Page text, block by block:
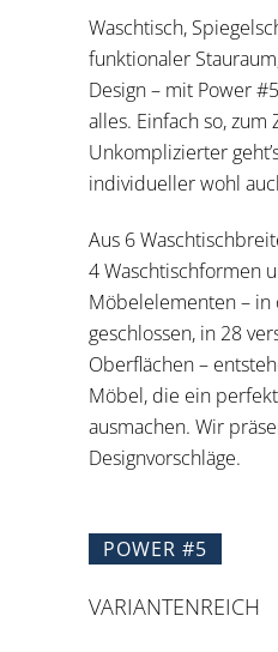
Waschtisch,
funktionaler
Design – mit Power
alles. Einfach so, zum
Unkomplizierter
individueller wohl
Aus 6
4 Waschtischformen
Möbelelementen – in
geschlossen, in 28
Oberflächen –
Möbel, die ein
ausmachen. Wir
Designvorschläge.
POWER #5
VARIANTENREICH